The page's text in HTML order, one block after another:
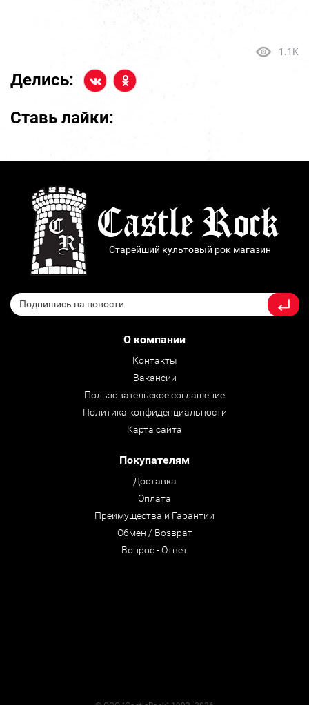
1.1K
Делись:
Ставь лайки:
Старейший культовый рок магазин
О компании
Контакты
Вакансии
Пользовательское соглашение
Политика конфиденциальности
Карта сайта
Покупателям
Доставка
Оплата
Преимущества и Гарантии
Обмен / Возврат
Вопрос - Ответ